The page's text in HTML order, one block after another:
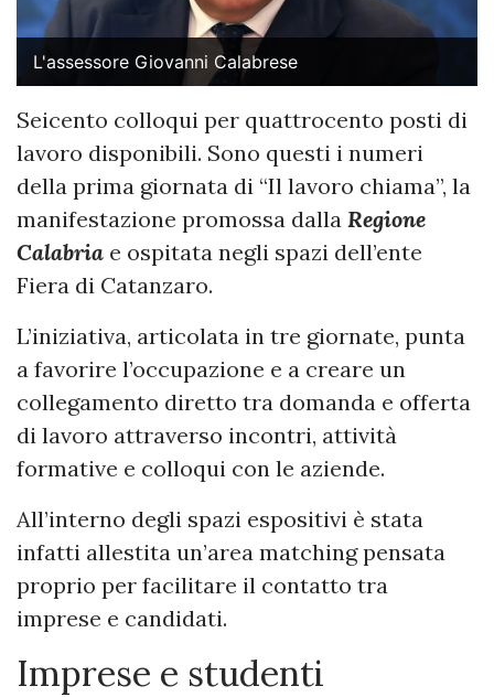
L'assessore Giovanni Calabrese
Seicento colloqui per quattrocento posti di
lavoro disponibili. Sono questi i numeri
della prima giornata di “Il lavoro chiama”, la
manifestazione promossa dalla Regione
Calabria e ospitata negli spazi dell’ente
Fiera di Catanzaro.
L’iniziativa, articolata in tre giornate, punta
a favorire l’occupazione e a creare un
collegamento diretto tra domanda e offerta
di lavoro attraverso incontri, attività
formative e colloqui con le aziende.
All’interno degli spazi espositivi è stata
infatti allestita un’area matching pensata
proprio per facilitare il contatto tra
imprese e candidati.
Imprese e studenti